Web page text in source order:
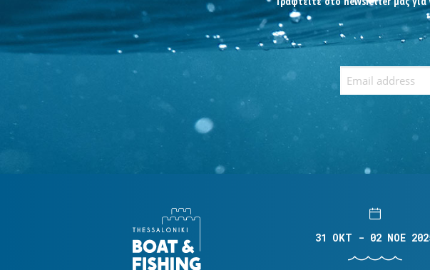
31 OKT - 02 NOE